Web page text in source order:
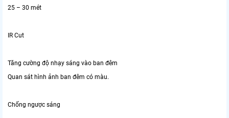
25 – 30 mét
IR Cut
Tăng cường độ nhạy sáng vào ban đêm
Quan sát hình ảnh ban đêm có màu.
Chống ngược sáng